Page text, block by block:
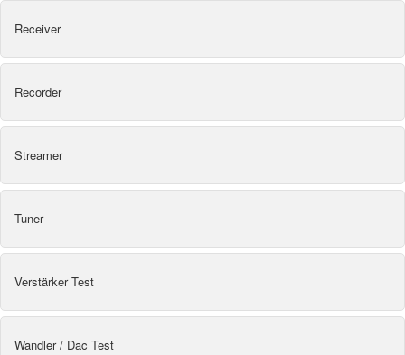
Receiver
Recorder
Streamer
Tuner
Verstärker Test
Wandler / Dac Test